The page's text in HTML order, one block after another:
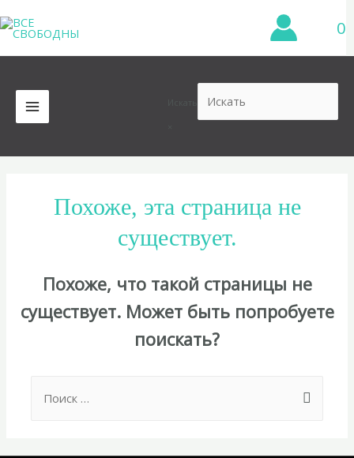
к
содержимому
0
MAIN
MENU
Похоже, эта страница не
существует.
Похоже, что такой страницы не
существует. Может быть попробуете
поискать?
for: